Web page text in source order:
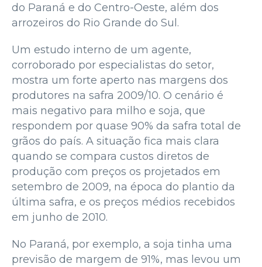
do Paraná e do Centro-Oeste, além dos
arrozeiros do Rio Grande do Sul.
Um estudo interno de um agente,
corroborado por especialistas do setor,
mostra um forte aperto nas margens dos
produtores na safra 2009/10. O cenário é
mais negativo para milho e soja, que
respondem por quase 90% da safra total de
grãos do país. A situação fica mais clara
quando se compara custos diretos de
produção com preços os projetados em
setembro de 2009, na época do plantio da
última safra, e os preços médios recebidos
em junho de 2010.
No Paraná, por exemplo, a soja tinha uma
previsão de margem de 91%, mas levou um